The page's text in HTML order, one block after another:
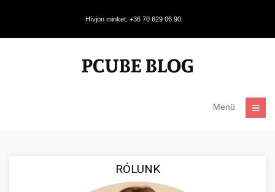
Hívjon minket: +36 70 629 06 90
Menü
RÓLUNK